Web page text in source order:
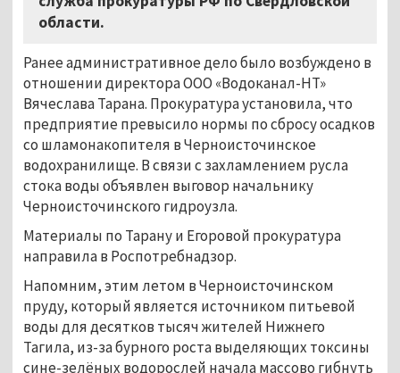
области.
Ранее административное дело было возбуждено в
отношении директора ООО «Водоканал-НТ»
Вячеслава Тарана. Прокуратура установила, что
предприятие превысило нормы по сбросу осадков
со шламонакопителя в Черноисточинское
водохранилище. В связи с захламлением русла
стока воды объявлен выговор начальнику
Черноисточинского гидроузла.
Материалы по Тарану и Егоровой прокуратура
направила в Роспотребнадзор.
Напомним, этим летом в Черноисточинском
пруду, который является источником питьевой
воды для десятков тысяч жителей Нижнего
Тагила, из-за бурного роста выделяющих токсины
сине-зелёных водорослей начала массово гибнуть